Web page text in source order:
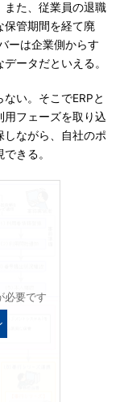
また、従業員の退職
保管期間を経て廃
ーは企業側からす
ータだといえる。
い。そこでERPと
用フェーズを取り込
ながら、自社のポ
きる。
必要です